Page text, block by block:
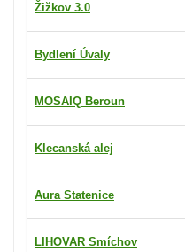
Žižkov 3.0
Bydlení Úvaly
MOSAIQ Beroun
Klecanská alej
Aura Statenice
LIHOVAR Smíchov